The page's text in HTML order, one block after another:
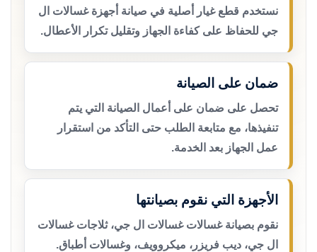
نستخدم قطع غيار أصلية في صيانة أجهزة غسالات ال
جي للحفاظ على كفاءة الجهاز وتقليل تكرار الأعطال.
ضمان على الصيانة
تحصل على ضمان على أعمال الصيانة التي يتم
تنفيذها، مع متابعة الطلب حتى التأكد من استقرار
عمل الجهاز بعد الخدمة.
الأجهزة التي نقوم بصيانتها
نقوم بصيانة غسالات غسالات ال جي، ثلاجات غسالات
ال جي، ديب فريزر، ميكروويف، وغسالات أطباق.